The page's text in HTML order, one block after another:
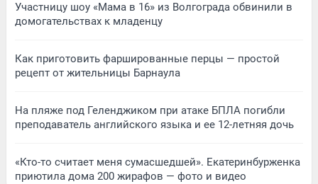
Участницу шоу «Мама в 16» из Волгограда обвинили в
домогательствах к младенцу
Как приготовить фаршированные перцы — простой
рецепт от жительницы Барнаула
На пляже под Геленджиком при атаке БПЛА погибли
преподаватель английского языка и ее 12-летняя дочь
«Кто-то считает меня сумасшедшей». Екатеринбурженка
приютила дома 200 жирафов — фото и видео